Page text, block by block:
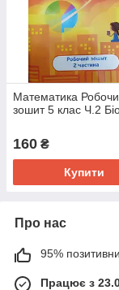
Математика
зошит 5 клас Ч.2
160 ₴
Купити
Про нас
95%
Працює з